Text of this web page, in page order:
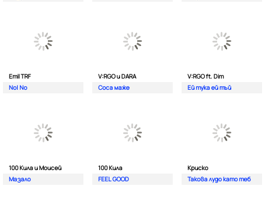
Emil TRF
No| No
V:RGO и DARA
Соса маже
V:RGO ft. Dim
Ей тука ей тъй
100 Кила и Моисей
Мазало
100 Кила
FEEL GOOD
Криско
Такова лудо като теб